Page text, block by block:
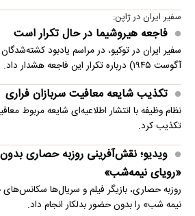
سفیر ایران در ژاپن:
فاجعه هیروشیما در حال تکرار است
آگوست ۱۹۴۵) درباره تکرار این فاجعه هشدار داد.
تکذیب شایعه معافیت سربازان فراری
نظام وظیفه با انتشار اطلاعیه‌ای شایعه مربوط
تکذیب کرد.
ویدیو؛ نقش‌آفرینی روزبه حصاری بدون
«رویای نیمه‌شب»
روزبه حصاری، بازیگر فیلم و سریال‌ها
نیمه شب» را بدون حضور بدلکار انجام داد.